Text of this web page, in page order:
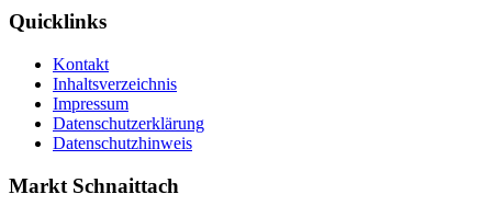
Quicklinks
Kontakt
Inhaltsverzeichnis
Impressum
Datenschutzerklärung
Datenschutzhinweis
Markt Schnaittach